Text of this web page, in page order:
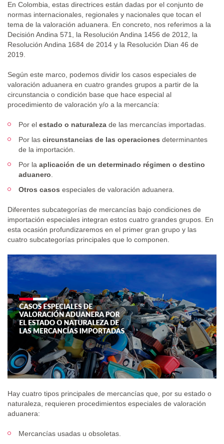
En Colombia, estas directrices están dadas por el conjunto de
normas internacionales, regionales y nacionales que tocan el
tema de la valoración aduanera. En concreto, nos referimos a la
Decisión Andina 571, la Resolución Andina 1456 de 2012, la
Resolución Andina 1684 de 2014 y la Resolución Dian 46 de
2019.
Según este marco, podemos dividir los casos especiales de
valoración aduanera en cuatro grandes grupos a partir de la
circunstancia o condición base que hace especial al
procedimiento de valoración y/o a la mercancía:
Por el estado o naturaleza de las mercancías importadas.
Por las circunstancias de las operaciones determinantes
de la importación.
Por la aplicación de un determinado régimen o destino
aduanero
Otros casos especiales de valoración aduanera.
Diferentes subcategorías de mercancías bajo condiciones de
importación especiales integran estos cuatro grandes grupos. En
esta ocasión profundizaremos en el primer gran grupo y las
cuatro subcategorías principales que lo componen.
Hay cuatro tipos principales de mercancías que, por su estado o
naturaleza, requieren procedimientos especiales de valoración
aduanera:
Mercancías usadas u obsoletas.